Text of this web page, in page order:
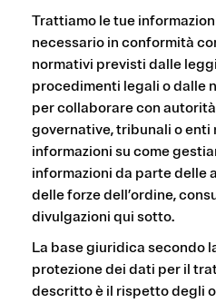
Trattiamo le tue
necessario in conformità
normativi previsti dalle
procedimenti legali o dalle
per collaborare con
governative, tribunali o
informazioni su come
informazioni da parte delle
delle forze dell’ordine,
divulgazioni qui sotto.
La base giuridica secondo
protezione dei dati per il
descritto è il rispetto degli